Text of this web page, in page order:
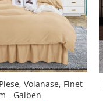
Volanase, Finet
- Galben